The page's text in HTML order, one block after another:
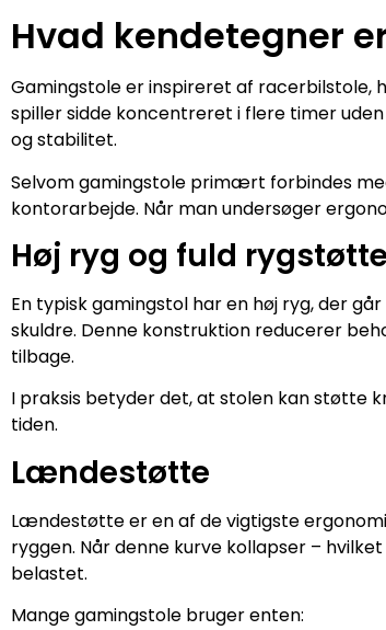
Hvad kendetegner
Gamingstole er inspireret af racerbilstole,
spiller sidde koncentreret i flere timer
og stabilitet.
Selvom gamingstole primært forbindes
kontorarbejde. Når man undersøger
Høj ryg og fuld rygstøtte
En typisk gamingstol har en høj ryg, der
skuldre. Denne konstruktion reducerer
tilbage.
I praksis betyder det, at stolen kan støtte
tiden.
Lændestøtte
Lændestøtte er en af de vigtigste
ryggen. Når denne kurve kollapser –
belastet.
Mange gamingstole bruger enten: